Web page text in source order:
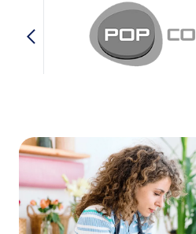
Video